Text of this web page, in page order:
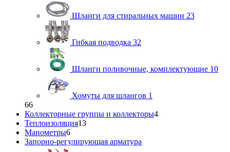
Шланги для стиральных машин 23
Гибкая подводка 32
Шланги поливочные, комплектующие 10
Хомуты для шлангов 1
66
Коллекторные группы и коллекторы4
Теплоизоляция13
Манометры6
Запорно-регулирующая арматура